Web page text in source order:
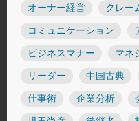
オーナー経営 クレー
コミュニケーション
ビジネスマナー マネ
リーダー 中国古典
仕事術 企業分析